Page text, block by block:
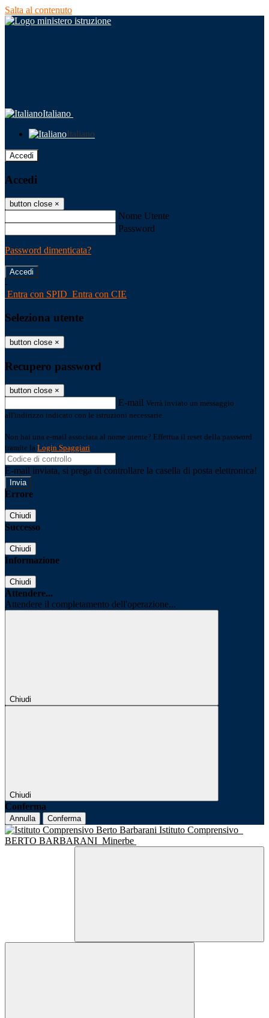
Salta al contenuto
Italiano
Italiano
Accedi
Accedi
button close ×
Nome Utente
Password
Password dimenticata?
-
Entra con SPID Entra con CIE
Seleziona utente
button close ×
Recupero password
button close ×
E-mail Verrà inviato un messaggio
all'indirizzo indicato con le istruzioni necessarie.
Non hai una e-mail associata al nome utente? Effettua il reset della password
tramite la Login Spaggiari
E-mail inviata, si prega di controllare la casella di posta elettronica!
Errore
Chiudi
Successo
Chiudi
Informazione
Chiudi
Attendere...
Attendere il completamento dell'operazione...
Chiudi
Chiudi
Conferma
Annulla Conferma
Istituto Comprensivo
BERTO BARBARANI Minerbe